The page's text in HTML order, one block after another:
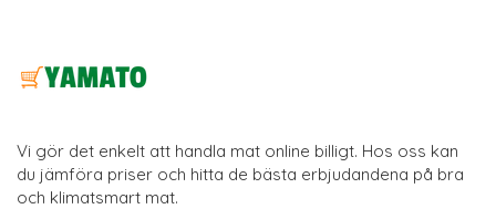
Vi gör det enkelt att handla mat online billigt. Hos oss kan
du jämföra priser och hitta de bästa erbjudandena på bra
och klimatsmart mat.